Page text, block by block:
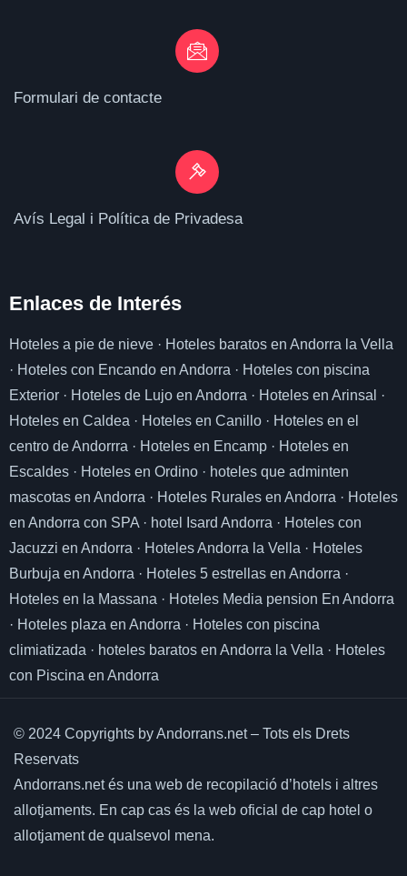
Formulari de contacte
Avís Legal i Política de Privadesa
Enlaces de Interés
Hoteles a pie de nieve · Hoteles baratos en Andorra la Vella
· Hoteles con Encando en Andorra · Hoteles con piscina
Exterior · Hoteles de Lujo en Andorra · Hoteles en Arinsal ·
Hoteles en Caldea · Hoteles en Canillo · Hoteles en el
centro de Andorrra · Hoteles en Encamp · Hoteles en
Escaldes · Hoteles en Ordino · hoteles que adminten
mascotas en Andorra · Hoteles Rurales en Andorra · Hoteles
en Andorra con SPA· hotel Isard Andorra · Hoteles con
Jacuzzi en Andorra · Hoteles Andorra la Vella · Hoteles
Burbuja en Andorra · Hoteles 5 estrellas en Andorra ·
Hoteles en la Massana · Hoteles Media pension En Andorra
· Hoteles plaza en Andorra · Hoteles con piscina
climiatizada · hoteles baratos en Andorra la Vella · Hoteles
con Piscina en Andorra
© 2024 Copyrights by Andorrans.net – Tots els Drets
Reservats
Andorrans.net és una web de recopilació d’hotels i altres
allotjaments. En cap cas és la web oficial de cap hotel o
allotjament de qualsevol mena.